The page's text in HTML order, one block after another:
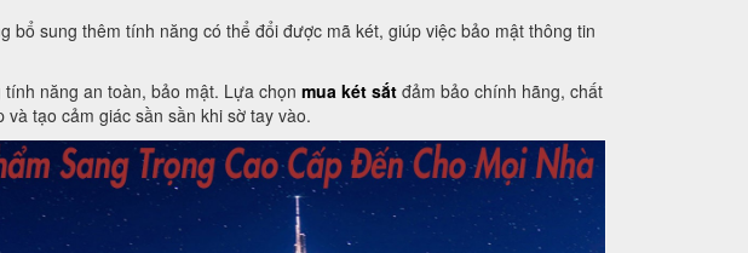
sung thêm tính năng có thể đổi được mã két, giúp việc bảo mật thông tin
năng an toàn, bảo mật. Lựa chọn mua két sắt đảm bảo chính hãng, chất
tạo cảm giác sần sần khi sờ tay vào.